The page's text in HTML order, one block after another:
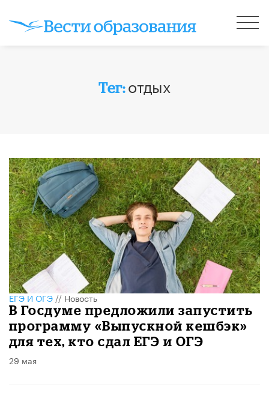
Тег:отдых
ЕГЭ И ОГЭ //Новость
В Госдуме предложили запустить
программу «Выпускной кешбэк»
для тех, кто сдал ЕГЭ и ОГЭ
29 мая